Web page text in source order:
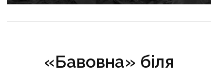
«Бавовна» біля